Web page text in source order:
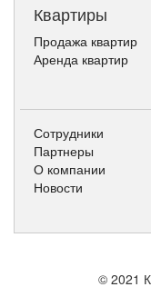
Квартиры
Продажа квартир
Аренда квартир
Сотрудники
Партнеры
О компании
Новости
© 2021